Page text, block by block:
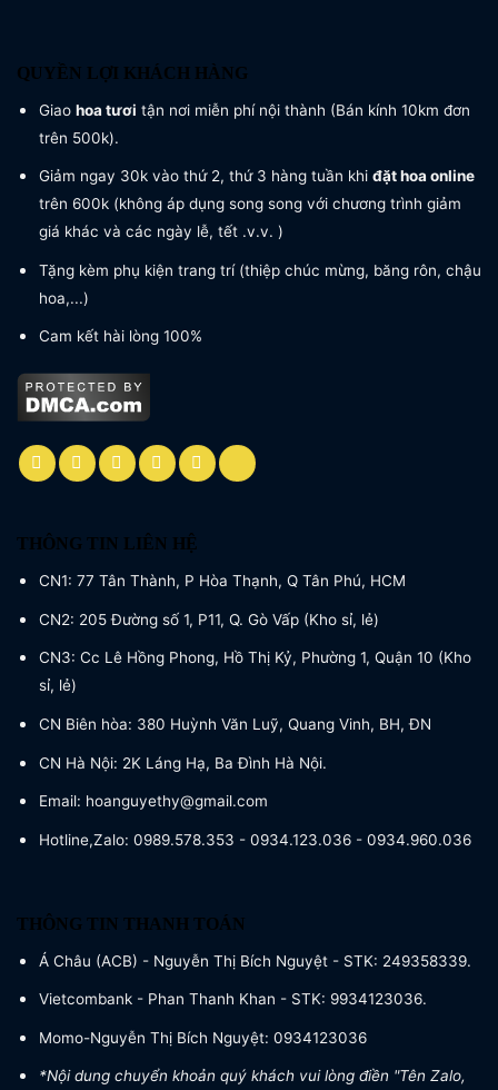
QUYỀN LỢI KHÁCH HÀNG
Giao hoa tươi tận nơi miễn phí nội thành (Bán kính 10km đơn
trên 500k).
Giảm ngay 30k vào thứ 2, thứ 3 hàng tuần khi đặt hoa online
trên 600k (không áp dụng song song với chương trình giảm
giá khác và các ngày lễ, tết .v.v. )
Tặng kèm phụ kiện trang trí (thiệp chúc mừng, băng rôn, chậu
hoa,...)
Cam kết hài lòng 100%
THÔNG TIN LIÊN HỆ
CN1: 77 Tân Thành, P Hòa Thạnh, Q Tân Phú, HCM
CN2: 205 Đường số 1, P11, Q. Gò Vấp (Kho sỉ, lẻ)
CN3: Cc Lê Hồng Phong, Hồ Thị Kỷ, Phường 1, Quận 10 (Kho
sỉ, lẻ)
CN Biên hòa: 380 Huỳnh Văn Luỹ, Quang Vinh, BH, ĐN
CN Hà Nội: 2K Láng Hạ, Ba Đình Hà Nội.
Email: hoanguyethy@gmail.com
Hotline,Zalo: 0989.578.353 - 0934.123.036 - 0934.960.036
THÔNG TIN THANH TOÁN
Á Châu (ACB) - Nguyễn Thị Bích Nguyệt - STK: 249358339.
Vietcombank - Phan Thanh Khan - STK: 9934123036.
Momo-Nguyễn Thị Bích Nguyệt: 0934123036
*Nội dung chuyển khoản quý khách vui lòng điền "Tên Zalo,